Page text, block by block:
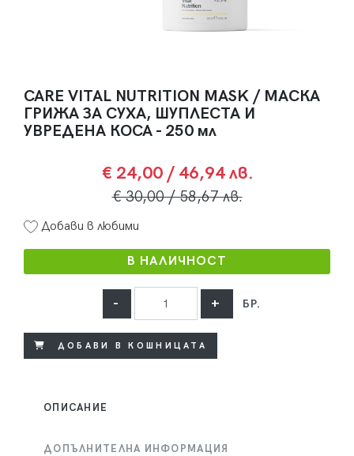
CARE VITAL NUTRITION MASK / МАСКА
ГРИЖА ЗА СУХА, ШУПЛЕСТА И
УВРЕДЕНА КОСА - 250 мл
€ 24,00/ 46,94 лв.
€ 30,00/ 58,67 лв.
Добави в любими
В НАЛИЧНОСТ
- + БР.
ДОБАВИ В КОШНИЦАТА
ОПИСАНИЕ
ДОПЪЛНИТЕЛНА ИНФОРМАЦИЯ